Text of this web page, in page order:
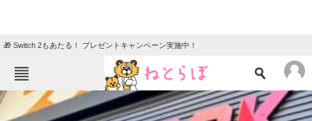
🎁 Switch 2もあたる！ プレゼントキャンペーン実施中！
ねとらぼメニュー
TOP ニュース